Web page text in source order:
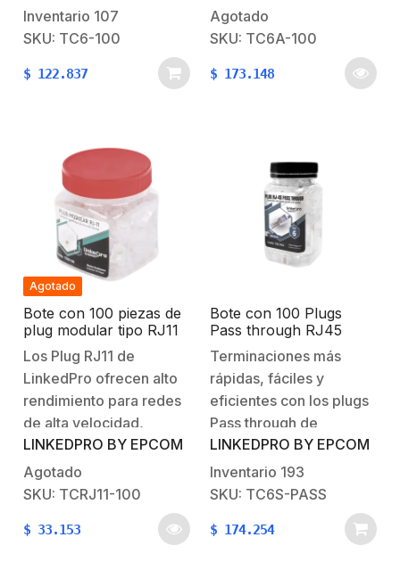
mas alto grado de 30
micras mantienen una
conductividad óptima
con el conector RJ45 y
corrosión alargando su
tiempo de
vida. Cumplen…
Inventario 107
SKU: TC6-100
$ 122.837
mas alto grado de 30
micras mantienen una
conductividad óptima
con el conector RJ45 y
tiempo de
vida. Cumplen…
Agotado
SKU: TC6A-100
$ 173.148
Agotado
Bote con 100 piezas de
plug modular tipo RJ11
de 4 contactos chapado
de oro a 50 micras
Los Plug RJ11 de
LinkedPro ofrecen alto
rendimiento para redes
de alta velocidad,
chapados en oro con el
mas alto grado de 50
micras mantienen una
conductividad óptima
con el conector RJ11 y
LINKEDPRO BY EPCOM
Agotado
SKU: TCRJ11-100
$ 33.153
Bote con 100 Plugs
Pass through RJ45
Cat6 BLINDADO
chapado de oro a 30
micras para durabilidad
extrema
Terminaciones más
rápidas, fáciles y
eficientes con los plugs
Pass through de
LinkedPro, su diseño de
una sola pieza permite
que los cables pasen a
través del conector de
una manera eficiente,
LINKEDPRO BY EPCOM
Inventario 193
SKU: TC6S-PASS
$ 174.254